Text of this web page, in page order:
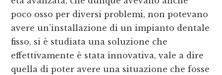
poco osso per diversi problemi, non potevano
avere un’installazione di un impianto dentale
fisso, si è studiata una soluzione che
effettivamente è stata innovativa, vale a dire
quella di poter avere una situazione che fosse